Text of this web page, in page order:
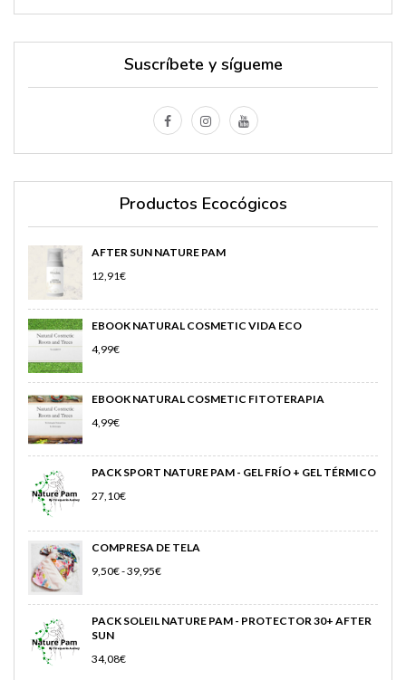
Suscríbete y sígueme
Productos Ecocógicos
AFTER SUN NATURE PAM
12,91€
EBOOK NATURAL COSMETIC VIDA ECO
4,99€
EBOOK NATURAL COSMETIC FITOTERAPIA
4,99€
PACK SPORT NATURE PAM - GEL FRÍO + GEL TÉRMICO
27,10€
COMPRESA DE TELA
9,50€-39,95€RANGO
9,50€
PACK SOLEIL NATURE PAM - PROTECTOR 30+ AFTER
SUN
34,08€